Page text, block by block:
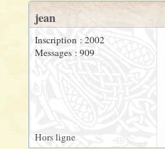
jean
Inscription : 2002
Messages : 909
Hors ligne